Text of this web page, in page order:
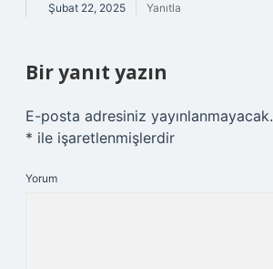
Şubat 22, 2025 Yanıtla
Bir yanıt yazın
E-posta adresiniz yayınlanmayacak.
* ile işaretlenmişlerdir
Yorum